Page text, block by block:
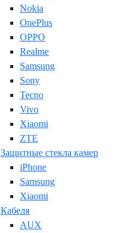
Nokia
OnePlus
OPPO
Realme
Samsung
Sony
Tecno
Vivo
Xiaomi
ZTE
Защитные стекла камер
iPhone
Samsung
Xiaomi
Кабеля
AUX